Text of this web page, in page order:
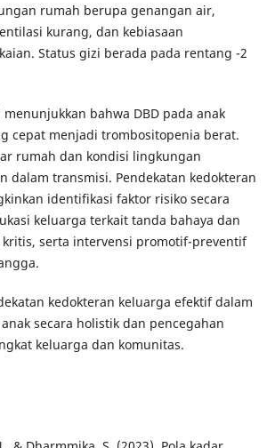
rumah berupa genangan air,
kurang, dan kebiasaan
Status gizi berada pada rentang -2
menunjukkan bahwa DBD pada anak
cepat menjadi trombositopenia berat.
rumah dan kondisi lingkungan
dalam transmisi. Pendekatan kedokteran
identifikasi faktor risiko secara
keluarga terkait tanda bahaya dan
kritis, serta intervensi promotif-preventif
kedokteran keluarga efektif dalam
secara holistik dan pencegahan
keluarga dan komunitas.